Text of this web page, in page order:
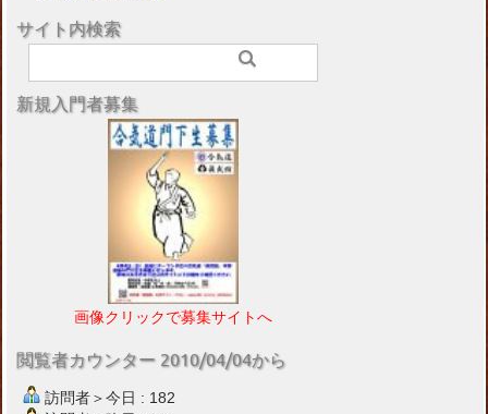
サイト内検索
新規入門者募集
画像クリックで募集サイトへ
閲覧者カウンター 2010/04/04から
訪問者＞今日 : 182